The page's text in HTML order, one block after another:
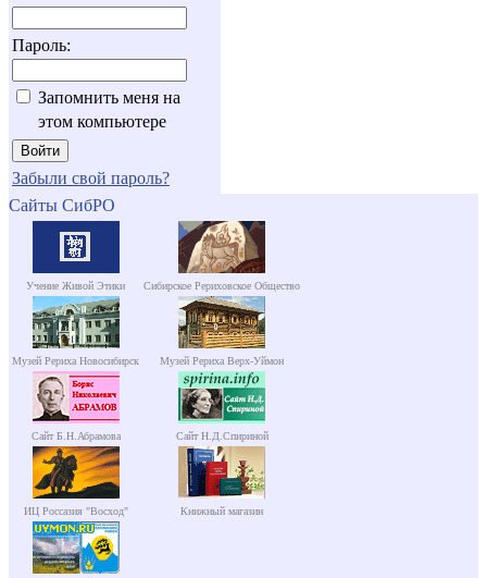
Пароль:
Запомнить меня на
этом компьютере
Забыли свой пароль?
Сайты СибРО
Учение Живой Этики Сибирское Рериховское Общество
Музей Рериха Новосибирск Музей Рериха Верх-Уймон
Сайт Б.Н.Абрамова Сайт Н.Д.Спириной
ИЦ Россазия "Восход" Книжный магазин